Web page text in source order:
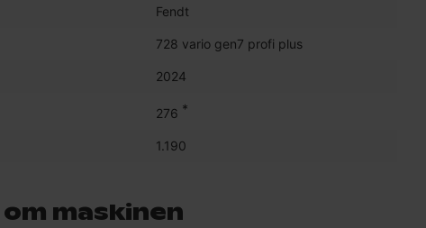
Fendt
728 vario gen7 profi plus
2024
276 *
1.190
maskinen